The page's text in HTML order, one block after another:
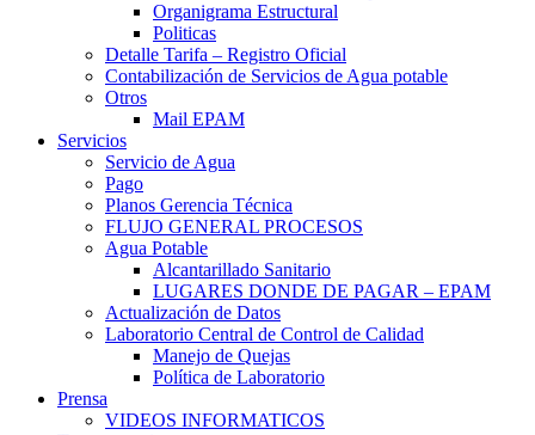
Organigrama Estructural
Politicas
Detalle Tarifa – Registro Oficial
Contabilización de Servicios de Agua potable
Otros
Mail EPAM
Servicios
Servicio de Agua
Pago
Planos Gerencia Técnica
FLUJO GENERAL PROCESOS
Agua Potable
Alcantarillado Sanitario
LUGARES DONDE DE PAGAR – EPAM
Actualización de Datos
Laboratorio Central de Control de Calidad
Manejo de Quejas
Política de Laboratorio
Prensa
VIDEOS INFORMATICOS